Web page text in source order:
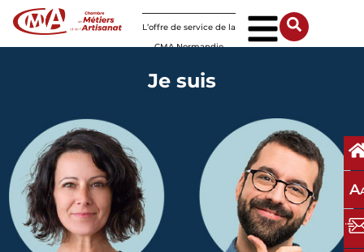
L’offre de service de la
CMA Normandie
A
Je suis
Panneau de gestion des cookies